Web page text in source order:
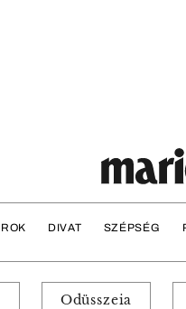
DIVAT SZÉPSÉG
Odüsszeia